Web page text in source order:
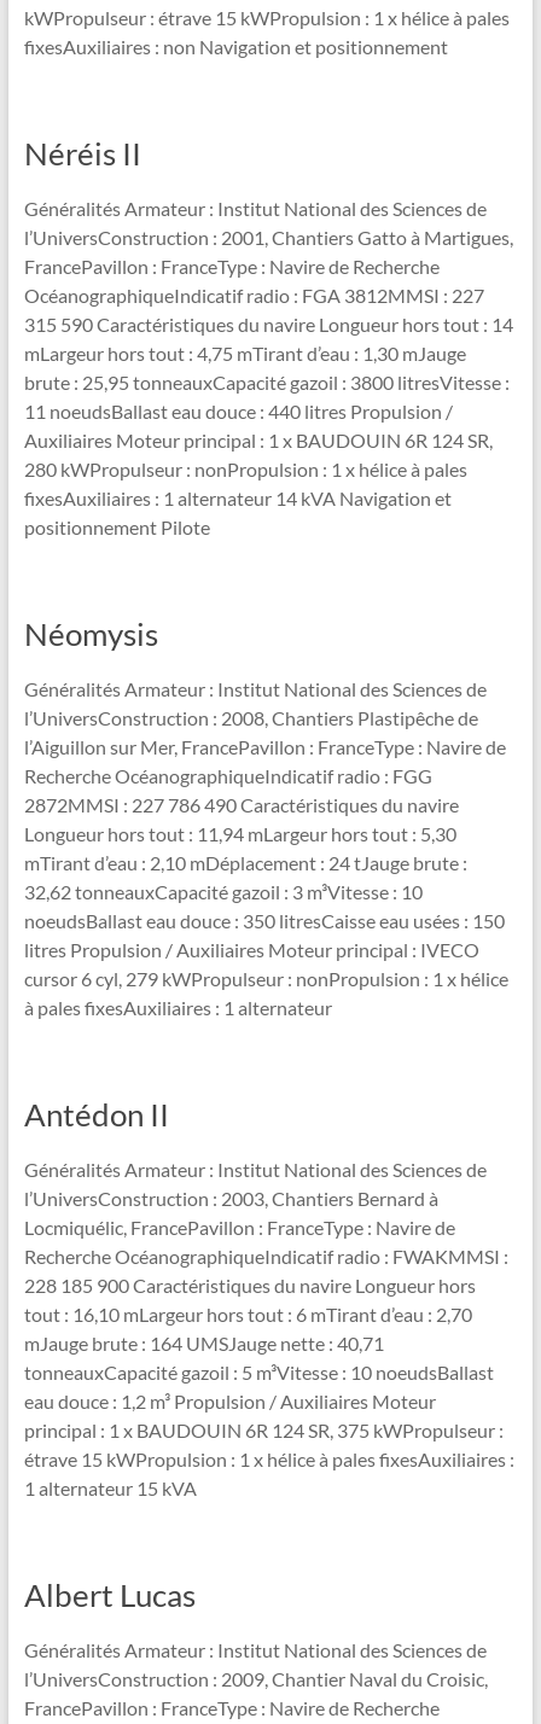
kWPropulseur : étrave 15 kWPropulsion : 1 x hélice à pales
fixesAuxiliaires : non Navigation et positionnement
Néréis II
Généralités Armateur : Institut National des Sciences de
l’UniversConstruction : 2001, Chantiers Gatto à Martigues,
FrancePavillon : FranceType : Navire de Recherche
OcéanographiqueIndicatif radio : FGA 3812MMSI : 227
315 590 Caractéristiques du navire Longueur hors tout : 14
mLargeur hors tout : 4,75 mTirant d’eau : 1,30 mJauge
brute : 25,95 tonneauxCapacité gazoil : 3800 litresVitesse :
11 noeudsBallast eau douce : 440 litres Propulsion /
Auxiliaires Moteur principal : 1 x BAUDOUIN 6R 124 SR,
280 kWPropulseur : nonPropulsion : 1 x hélice à pales
fixesAuxiliaires : 1 alternateur 14 kVA Navigation et
positionnement Pilote
Néomysis
Généralités Armateur : Institut National des Sciences de
l’UniversConstruction : 2008, Chantiers Plastipêche de
l’Aiguillon sur Mer, FrancePavillon : FranceType : Navire de
Recherche OcéanographiqueIndicatif radio : FGG
2872MMSI : 227 786 490 Caractéristiques du navire
Longueur hors tout : 11,94 mLargeur hors tout : 5,30
mTirant d’eau : 2,10 mDéplacement : 24 tJauge brute :
32,62 tonneauxCapacité gazoil : 3 m³Vitesse : 10
noeudsBallast eau douce : 350 litresCaisse eau usées : 150
litres Propulsion / Auxiliaires Moteur principal : IVECO
cursor 6 cyl, 279 kWPropulseur : nonPropulsion : 1 x hélice
à pales fixesAuxiliaires : 1 alternateur
Antédon II
Généralités Armateur : Institut National des Sciences de
l’UniversConstruction : 2003, Chantiers Bernard à
Locmiquélic, FrancePavillon : FranceType : Navire de
Recherche OcéanographiqueIndicatif radio : FWAKMMSI :
228 185 900 Caractéristiques du navire Longueur hors
tout : 16,10 mLargeur hors tout : 6 mTirant d’eau : 2,70
mJauge brute : 164 UMSJauge nette : 40,71
tonneauxCapacité gazoil : 5 m³Vitesse : 10 noeudsBallast
eau douce : 1,2 m³ Propulsion / Auxiliaires Moteur
principal : 1 x BAUDOUIN 6R 124 SR, 375 kWPropulseur :
étrave 15 kWPropulsion : 1 x hélice à pales fixesAuxiliaires :
1 alternateur 15 kVA
Albert Lucas
Généralités Armateur : Institut National des Sciences de
l’UniversConstruction : 2009, Chantier Naval du Croisic,
FrancePavillon : FranceType : Navire de Recherche